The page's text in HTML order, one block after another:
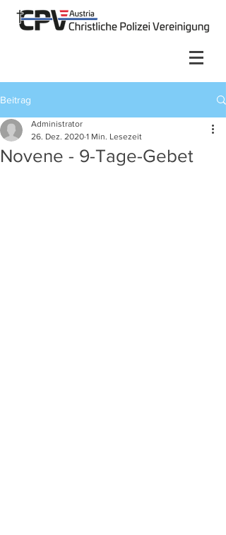
Beitrag
Novene - 9-Tage-Gebet
Administrator
26. Dez. 2020 1 Min. Lesezeit